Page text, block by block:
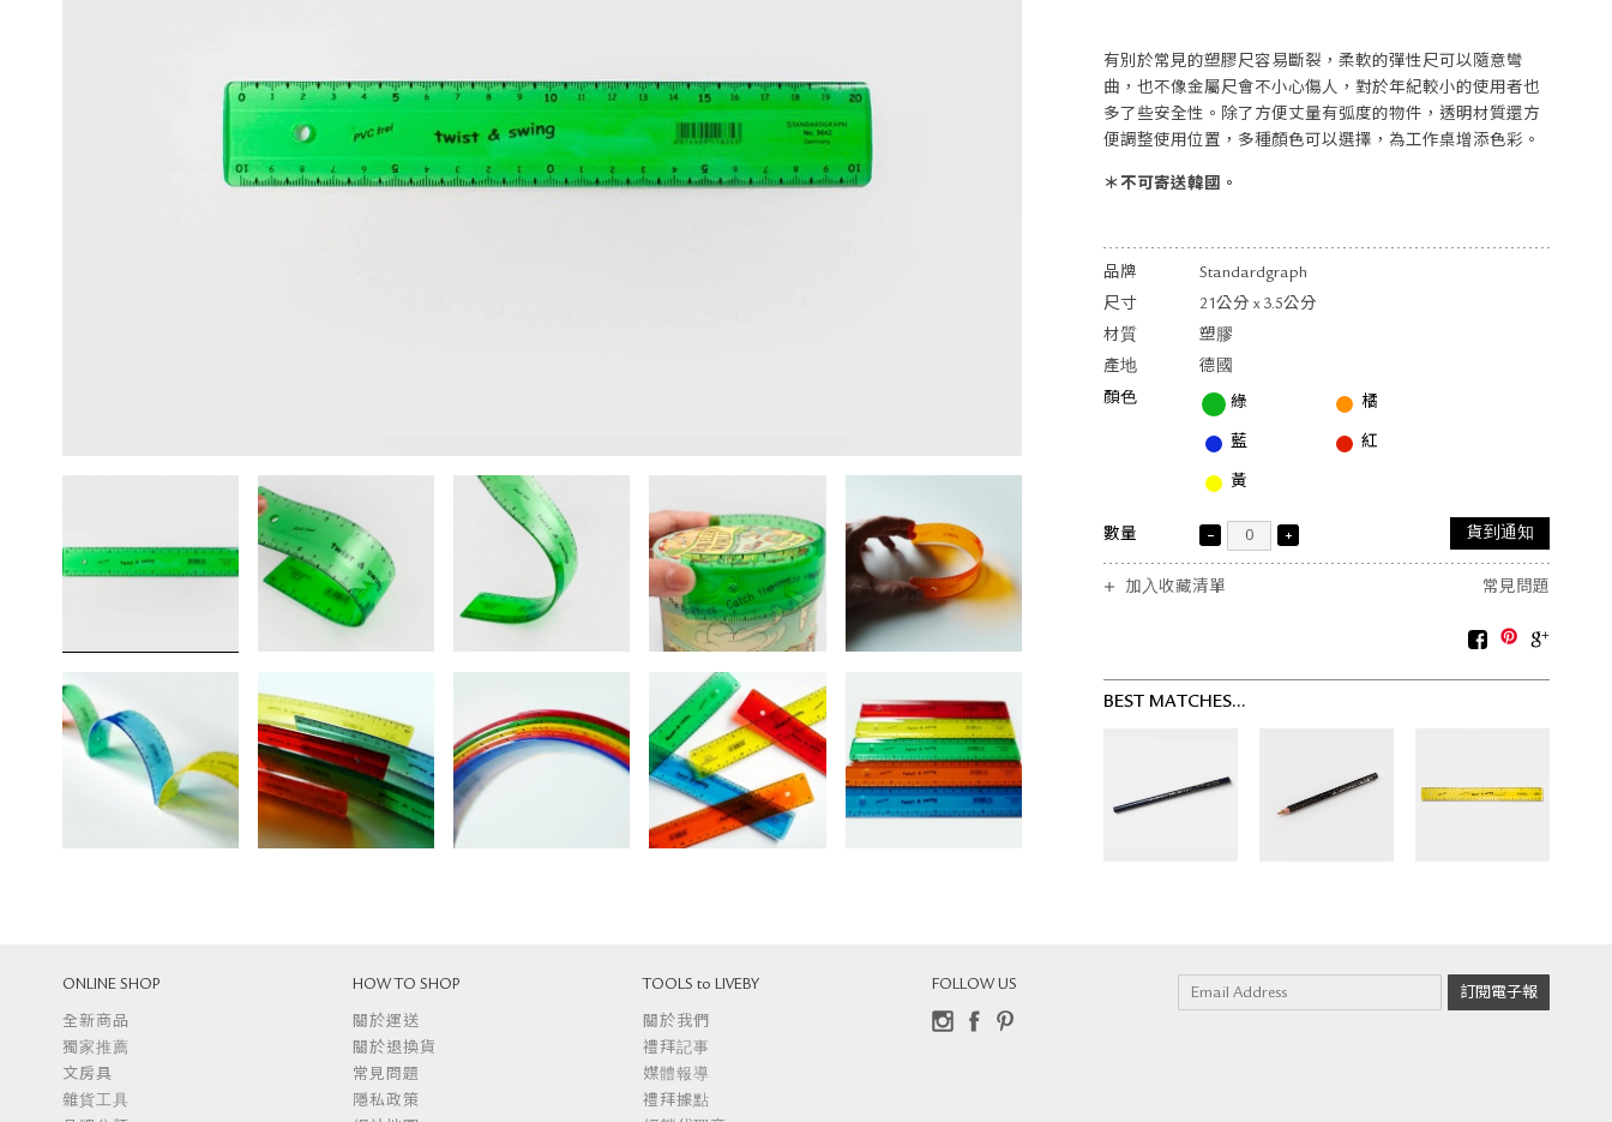
有別於常見的塑膠尺容易斷裂，柔軟的彈性尺可以隨意彎
曲，也不像金屬尺會不小心傷人，對於年紀較小的使用者也
多了些安全性。除了方便丈量有弧度的物件，透明材質還方
便調整使用位置，多種顏色可以選擇，為工作桌增添色彩。
＊不可寄送韓國。
品牌
Standardgraph
尺寸
21公分 x 3.5公分
材質
塑膠
產地
德國
顏色
綠 橘
藍 紅
黃
數量 貨到通知
加入收藏清單 常見問題
BEST MATCHES...
ONLINE SHOP
全新商品
獨家推薦
文房具
雜貨工具
HOW TO SHOP
關於運送
關於退換貨
常見問題
隱私政策
TOOLS to LIVEBY
關於我們
禮拜記事
媒體報導
禮拜據點
FOLLOW US